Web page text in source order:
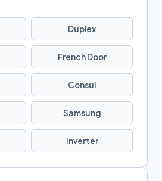
Duplex
French Door
Consul
Samsung
Inverter